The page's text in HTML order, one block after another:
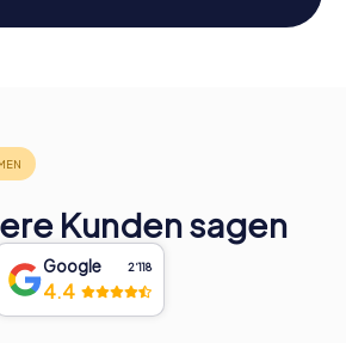
Kunden sagen
Google 2‘118
4.4